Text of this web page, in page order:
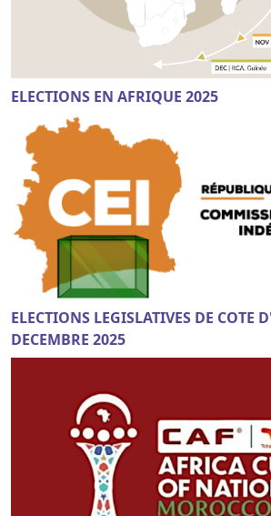
ELECTIONS EN AFRIQUE 2025
ELECTIONS LEGISLATIVES DE COTE
DECEMBRE 2025